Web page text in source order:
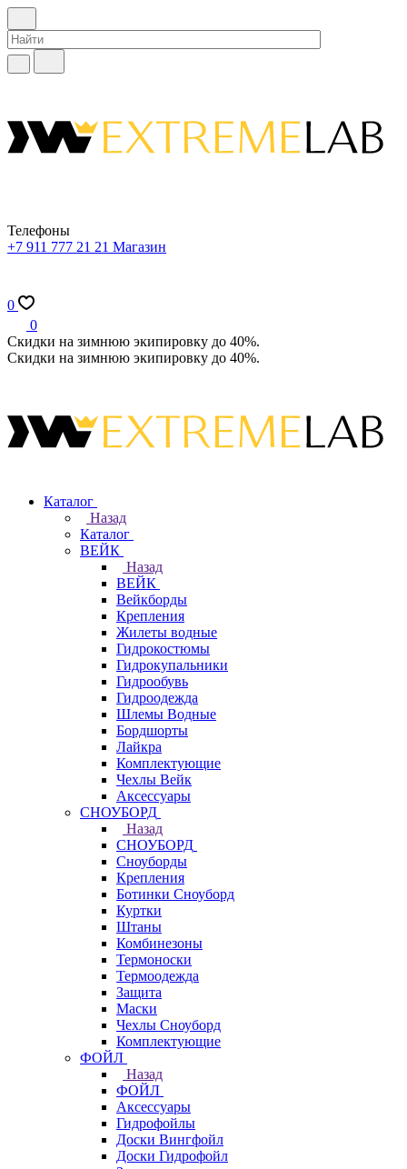
Телефоны
+7 911 777 21 21 Магазин
0
0
Скидки на зимнюю экипировку до 40%.
Скидки на зимнюю экипировку до 40%.
Каталог
Назад
Каталог
ВЕЙК
Назад
ВЕЙК
Вейкборды
Крепления
Жилеты водные
Гидрокостюмы
Гидрокупальники
Гидрообувь
Гидроодежда
Шлемы Водные
Бордшорты
Лайкра
Комплектующие
Чехлы Вейк
Аксессуары
СНОУБОРД
Назад
СНОУБОРД
Сноуборды
Крепления
Ботинки Сноуборд
Куртки
Штаны
Комбинезоны
Термоноски
Термоодежда
Защита
Маски
Чехлы Сноуборд
Комплектующие
ФОЙЛ
Назад
ФОЙЛ
Аксессуары
Гидрофойлы
Доски Вингфойл
Доски Гидрофойл